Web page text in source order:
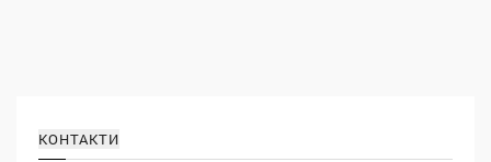
КОНТАКТИ